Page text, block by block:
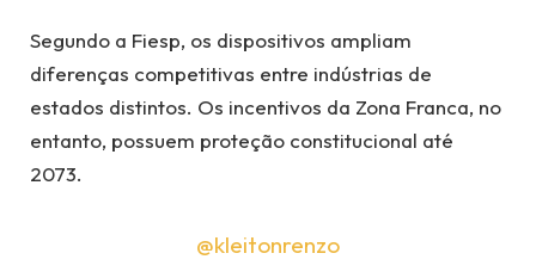
Segundo a Fiesp, os dispositivos ampliam
diferenças competitivas entre indústrias de
estados distintos. Os incentivos da Zona Franca, no
entanto, possuem proteção constitucional até
2073.
@kleitonrenzo